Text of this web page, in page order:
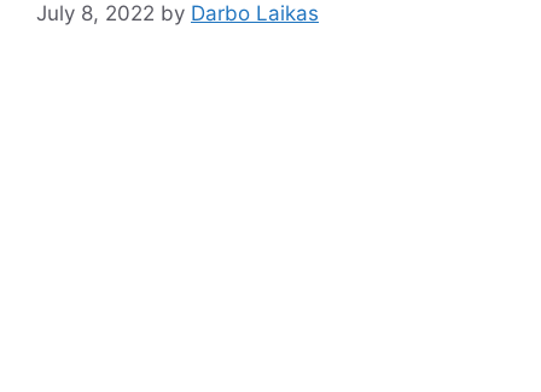
July 8, 2022 by Darbo Laikas